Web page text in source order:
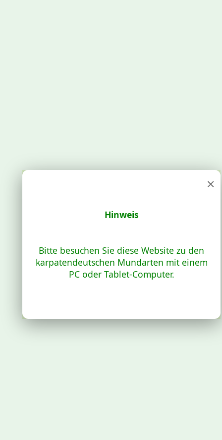
×
Hinweis
Bitte besuchen Sie diese Website zu den
karpatendeutschen Mundarten mit einem
PC oder Tablet-Computer.